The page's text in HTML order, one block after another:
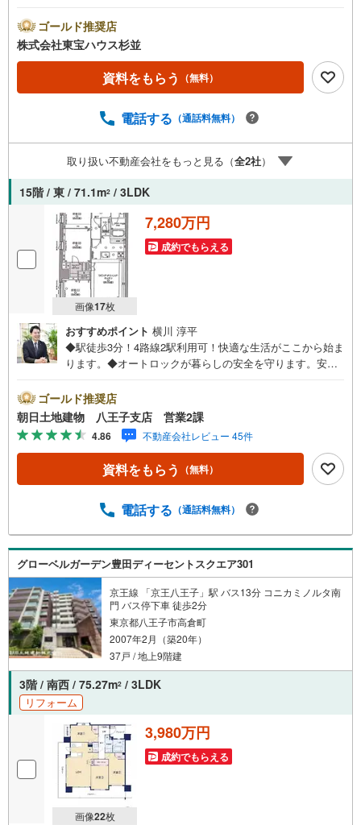
「未来カレンダー」のご提案。・ 未来に起こるであろうご
自宅リフォームをオンライン上でご提案「ミラカレクラ
ブ」。・ 不動産売却時、ご自宅を綺麗にかつ瀟洒にさせる
CG加工ホームステイジングサービス。・ 購入者様へ、税
理士による確定申告の無料セミナーをご招待いたします。
ちろん当日でも対応可能です）事前に鍵等の手配や内覧
赦ください。事前にご連絡をいただけると、スムーズなご
案内が可能となりますのでお手数ですがご一報ください。
◆物件のご案内は◆弊社へのご来社、お客様宅へのお迎
え・最寄駅での待ち合わせ、物件周辺のコンビニ等でお待
ち合わせなど、ご希望をお伝えください。ご希望条件をお
伝え頂けましたら、ご見学希望物件以外の資料も用意して
参ります。もちろん他の物件も併せてご案内させていただ
きます。
ゴールド推奨店
株式会社東宝ハウス杉並
資料をもらう （無料）
電話する （通話料無料）
取り扱い不動産会社をもっと見る（全2社）
15階 / 東 / 71.1m2 / 3LDK
画像17枚
7,280万円
成約でもらえる
おすすめポイント 横川 淳平
◆駅徒歩3分！4路線2駅利用可！快適な生活がここから始ま
ります。◆オートロックが暮らしの安全を守ります。安心
あふれるお部屋です♪★全居室収納スペース完備されてま
す！ご利用される方皆様が快適にお過ごしいただけます♪
★ペット飼育可能です！※バザール会場には、ベビーベッド
や キッズスペースをご用意しております。 小さなお子
様連れでも、安心してご来場ください！資料請求、住宅ロ
ーンのご相談などお気軽にお問合せください！スタッフ25
ております。インターネット、チラシなどに掲載できない
す。 担当営業へご希望をお伝えください！■ご案内方法ご
自宅へお迎え・最寄り駅等でお待ち合わせ、弊社へのご来
社など、ご相談ください。ご希望があれば周辺環境、お客
様の希望に合わせた物件などもご案内をいたします。お住
まい探しは朝日土地建物（株）八王子店 営業2課にお任せ
ください！
ゴールド推奨店
朝日土地建物 八王子支店 営業2課
4.86 不動産会社レビュー 45件
資料をもらう （無料）
電話する （通話料無料）
グローベルガーデン豊田ディーセントスクエア301
京王線 「京王八王子」駅 バス13分 コニカミノルタ南
門 バス停下車 徒歩2分
東京都八王子市高倉町
2007年2月（築20年）
37戸 / 地上9階建
3階 / 南西 / 75.27m2 / 3LDK
リフォーム
画像22枚
3,980万円
成約でもらえる